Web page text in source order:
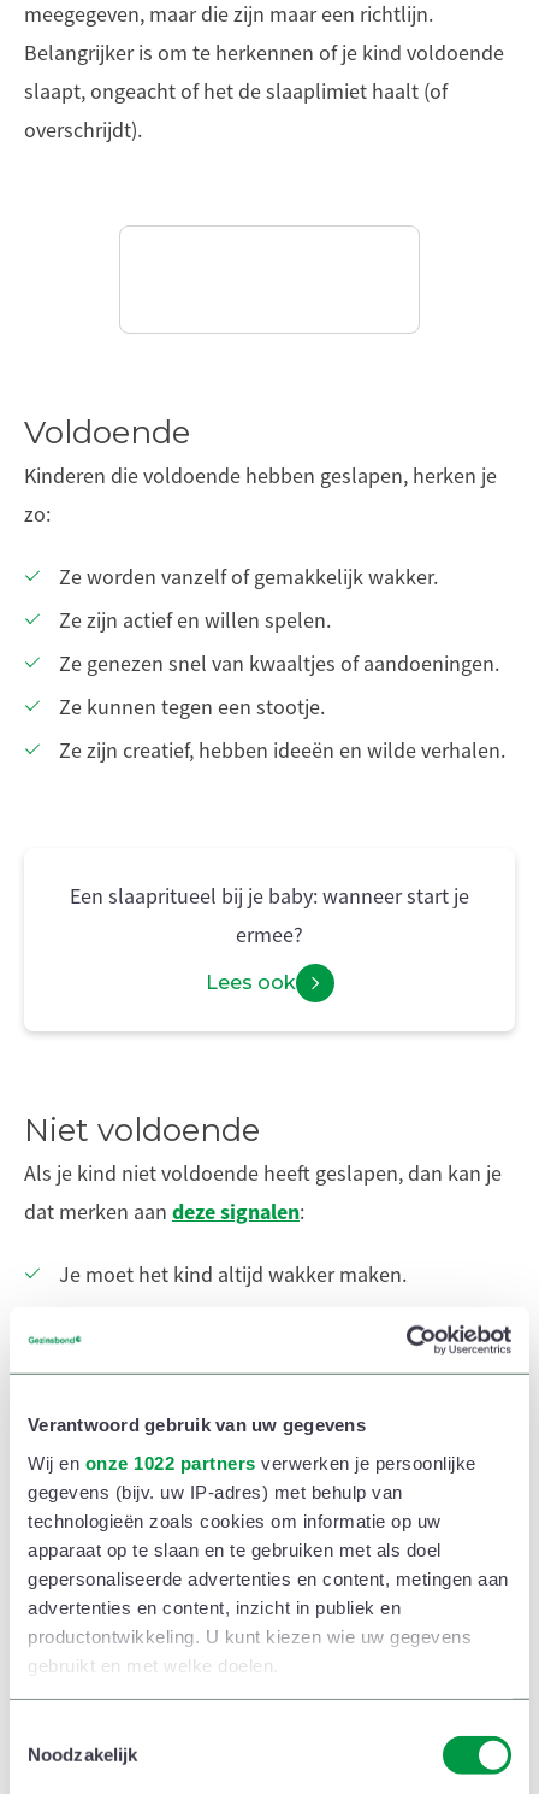
Verantwoord gebruik van uw gegevens
Wij en onze 1022 partners verwerken je persoonlijke
gegevens (bijv. uw IP-adres) met behulp van
technologieën zoals cookies om informatie op uw
apparaat op te slaan en te gebruiken met als doel
gepersonaliseerde advertenties en content, metingen aan
advertenties en content, inzicht in publiek en
productontwikkeling. U kunt kiezen wie uw gegevens
gebruikt en met welke doelen.
Informatie verzamelen over uw geografische
Noodzakelijk
meegegeven, maar die zijn maar een richtlijn.
Belangrijker is om te herkennen of je kind voldoende
slaapt, ongeacht of het de slaaplimiet haalt (of
overschrijdt).
Voldoende
Kinderen die voldoende hebben geslapen, herken je
zo:
Ze worden vanzelf of gemakkelijk wakker.
Ze zijn actief en willen spelen.
Ze genezen snel van kwaaltjes of aandoeningen.
Ze kunnen tegen een stootje.
Ze zijn creatief, hebben ideeën en wilde verhalen.
Een slaapritueel bij je baby: wanneer start je
ermee?
Lees ook
Niet voldoende
Als je kind niet voldoende heeft geslapen, dan kan je
dat merken aan deze signalen:
Je moet het kind altijd wakker maken.
Het kind gedraagt zich prikkelbaar: een tikje is
Het kan zich niet goed concentreren.
De schoolresultaten gaan achteruit.
Het kind eet minder (of net meer).